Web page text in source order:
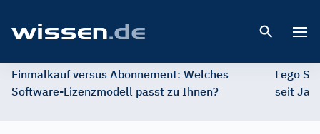
Einmalkauf versus Abonnement: Welches
Software-Lizenzmodell passt zu Ihnen?
Lego
seit